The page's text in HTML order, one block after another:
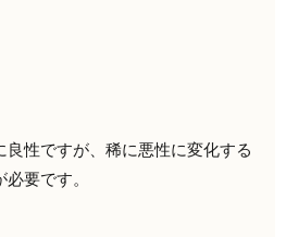
性ですが、稀に悪性に変化する
要です。